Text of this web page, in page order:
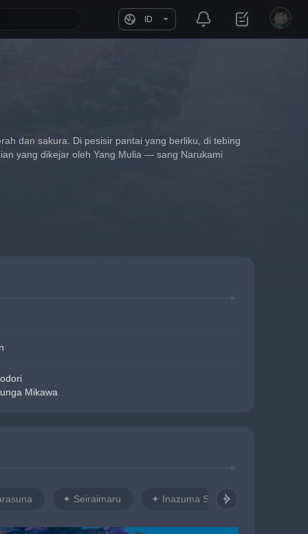
ID
dan sakura. Di pesisir pantai yang berliku, di tebing
yang dikejar oleh Yang Mulia — sang Narukami
Mikawa
Seiraimaru Inazuma Suburbs